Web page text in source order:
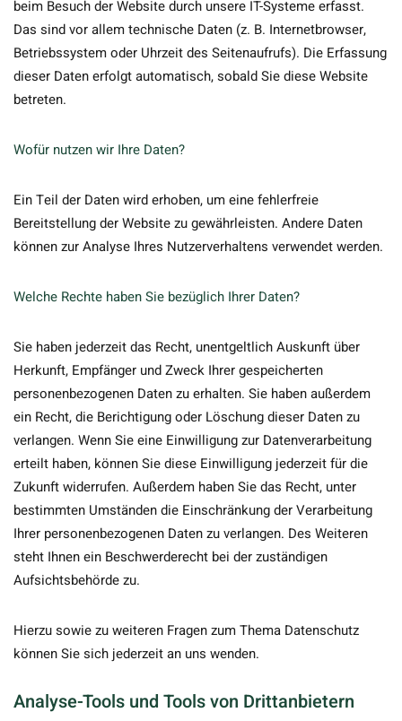
beim Besuch der Website durch unsere IT-Systeme erfasst.
Das sind vor allem technische Daten (z. B. Internetbrowser,
Betriebssystem oder Uhrzeit des Seitenaufrufs). Die Erfassung
dieser Daten erfolgt automatisch, sobald Sie diese Website
betreten.
Wofür nutzen wir Ihre Daten?
Ein Teil der Daten wird erhoben, um eine fehlerfreie
Bereitstellung der Website zu gewährleisten. Andere Daten
können zur Analyse Ihres Nutzerverhaltens verwendet werden.
Welche Rechte haben Sie bezüglich Ihrer Daten?
Sie haben jederzeit das Recht, unentgeltlich Auskunft über
Herkunft, Empfänger und Zweck Ihrer gespeicherten
personenbezogenen Daten zu erhalten. Sie haben außerdem
ein Recht, die Berichtigung oder Löschung dieser Daten zu
verlangen. Wenn Sie eine Einwilligung zur Datenverarbeitung
erteilt haben, können Sie diese Einwilligung jederzeit für die
Zukunft widerrufen. Außerdem haben Sie das Recht, unter
bestimmten Umständen die Einschränkung der Verarbeitung
Ihrer personenbezogenen Daten zu verlangen. Des Weiteren
steht Ihnen ein Beschwerderecht bei der zuständigen
Aufsichtsbehörde zu.
Hierzu sowie zu weiteren Fragen zum Thema Datenschutz
können Sie sich jederzeit an uns wenden.
Analyse-Tools und Tools von Dritt­anbietern